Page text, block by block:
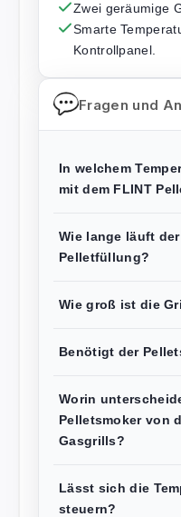
Zwei geräumige
Smarte
Kontrollpanel.
Fragen und
In welchem
mit dem FLINT
Wie lange läuft
Pelletfüllung?
Wie groß ist die
Benötigt der
Worin
Pelletsmoker von
Gasgrills?
Lässt sich die
steuern?